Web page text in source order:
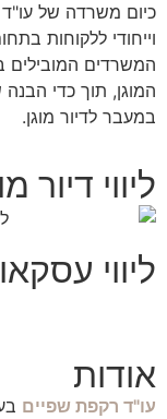
כיום משרדה של עו"ד
וייחודי ללקוחות
המשרדים המובילים
המוגן, תוך כדי
במעבר לדיור מוגן.
ליווי דיור
ליווי
אודות
עו"ד רקפת שפיים